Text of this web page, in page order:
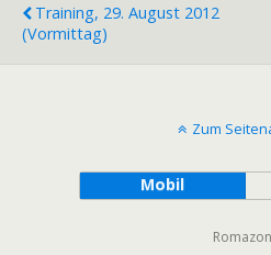
Training, 29. August 2012
(Vormittag)
Zum
Mobil